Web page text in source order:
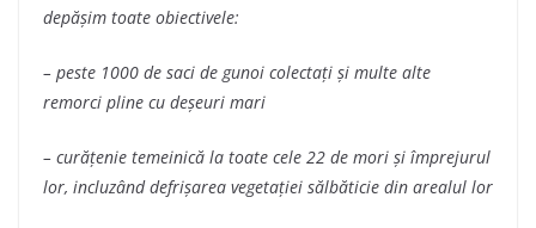
depășim toate obiectivele:
– peste 1000 de saci de gunoi colectați și multe alte
remorci pline cu deșeuri mari
– curățenie temeinică la toate cele 22 de mori și împrejurul
lor, incluzând defrișarea vegetației sălbăticie din arealul lor